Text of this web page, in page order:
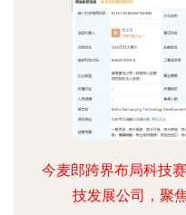
今麦郎跨界布局科技
技发展公司，聚